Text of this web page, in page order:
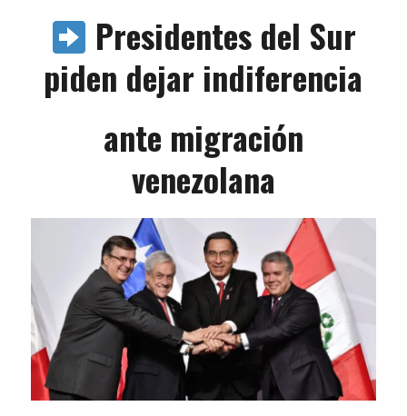
Presidentes del Sur
piden dejar indiferencia
ante migración
venezolana